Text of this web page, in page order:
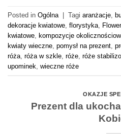
Posted in Ogólna | Tagi aranżacje
dekoracje kwiatowe florystyka
kwiatowe kompozycje
kwiaty wieczne pomysł na prezent
róża róża w szkle róże róże
upominek wieczne róże
OKAZJE
Prezent dla